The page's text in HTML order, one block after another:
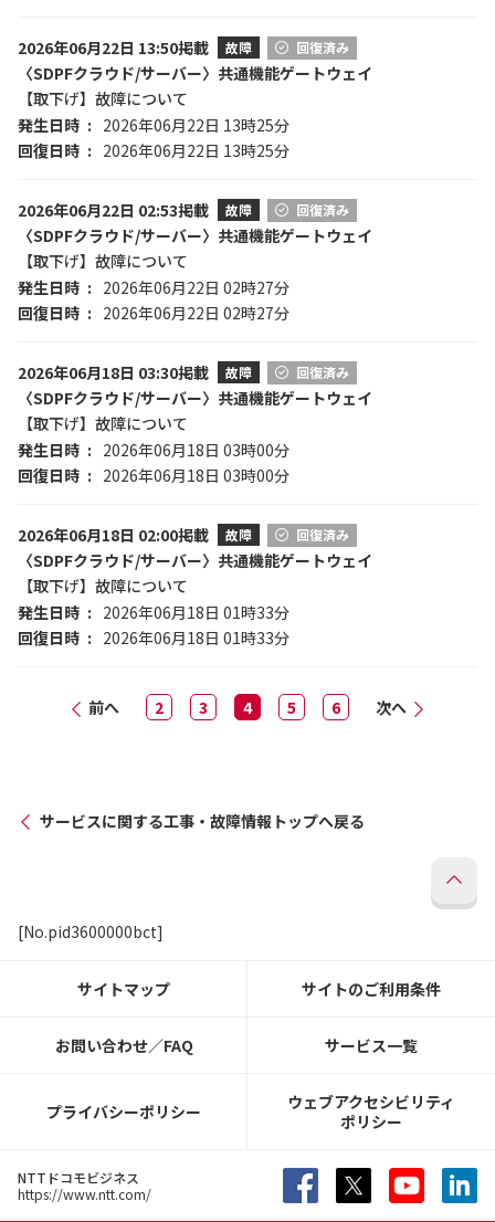
2026年06月22日 13:50掲載 故障 回復済み
〈SDPFクラウド/サーバー〉共通機能ゲートウェイ
【取下げ】故障について
発生日時
2026年06月22日 13時25分
回復日時
2026年06月22日 13時25分
2026年06月22日 02:53掲載 故障 回復済み
〈SDPFクラウド/サーバー〉共通機能ゲートウェイ
【取下げ】故障について
発生日時
2026年06月22日 02時27分
回復日時
2026年06月22日 02時27分
2026年06月18日 03:30掲載 故障 回復済み
〈SDPFクラウド/サーバー〉共通機能ゲートウェイ
【取下げ】故障について
発生日時
2026年06月18日 03時00分
回復日時
2026年06月18日 03時00分
2026年06月18日 02:00掲載 故障 回復済み
〈SDPFクラウド/サーバー〉共通機能ゲートウェイ
【取下げ】故障について
発生日時
2026年06月18日 01時33分
回復日時
2026年06月18日 01時33分
前へ 2 3 4 5 6 次へ
サービスに関する工事・故障情報トップへ戻る
[No.pid3600000bct]
サイトマップ サイトのご利用条件
お問い合わせ／FAQ サービス一覧
プライバシーポリシー
ウェブアクセシビリティ
ポリシー
NTTドコモビジネス
https://www.ntt.com/